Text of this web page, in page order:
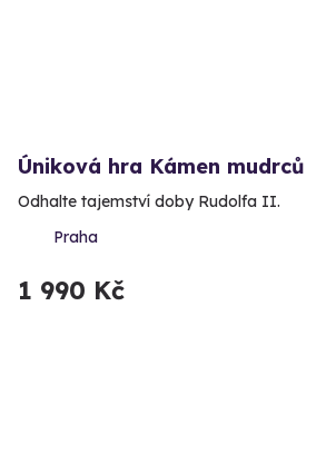
Úniková hra Kámen mudrců
Odhalte tajemství doby Rudolfa II.
Praha
1 990 Kč